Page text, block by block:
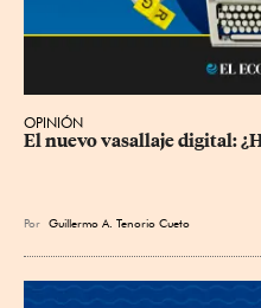
OPINIÓN
El nuevo vasallaje digital:
Por Guillermo A. Tenorio Cueto